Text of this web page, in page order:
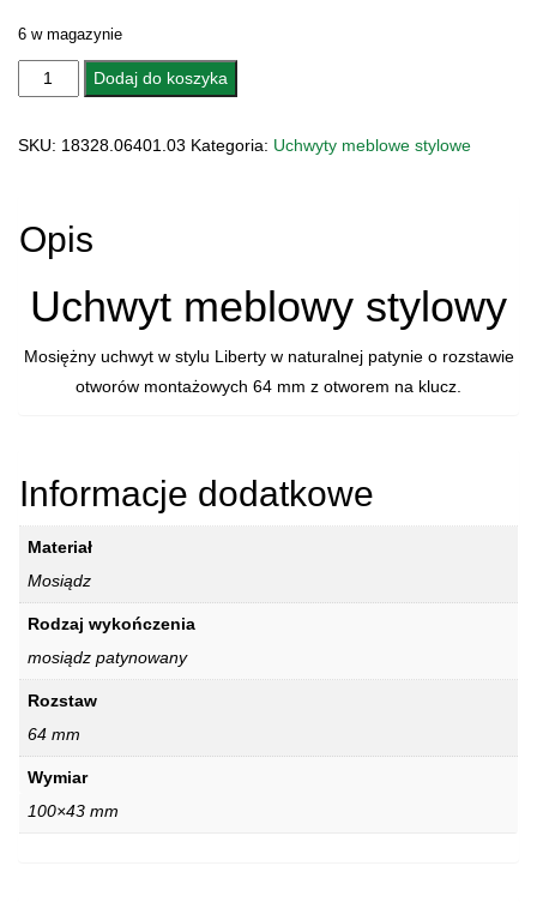
6 w magazynie
ilość
UCHWYT
Dodaj do koszyka
SKU: 18328.06401.03 Kategoria: Uchwyty meblowe stylowe
Opis
Uchwyt meblowy stylowy
Mosiężny uchwyt w stylu Liberty w naturalnej patynie o rozstawie
otworów montażowych 64 mm z otworem na klucz.
Informacje dodatkowe
Materiał
Mosiądz
Rodzaj wykończenia
mosiądz patynowany
Rozstaw
64 mm
Wymiar
100×43 mm